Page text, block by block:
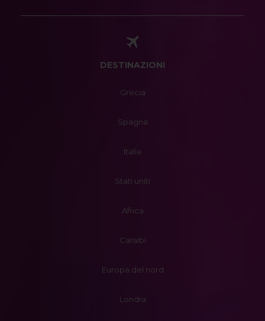
DESTINAZIONI
Grecia
Spagna
Italia
Stati uniti
Africa
Caraibi
Europa del nord
Londra